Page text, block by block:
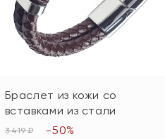
Браслет из кожи со
вставками из стали
3 419 ₽ -50%